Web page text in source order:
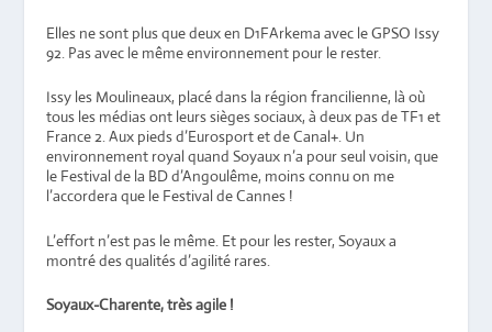
Elles ne sont plus que deux en D1FArkema avec le GPSO Issy
92. Pas avec le même environnement pour le rester.
Issy les Moulineaux, placé dans la région francilienne, là où
tous les médias ont leurs sièges sociaux, à deux pas de TF1 et
France 2. Aux pieds d’Eurosport et de Canal+. Un
environnement royal quand Soyaux n’a pour seul voisin, que
le Festival de la BD d’Angoulême, moins connu on me
l’accordera que le Festival de Cannes !
L’effort n’est pas le même. Et pour les rester, Soyaux a
montré des qualités d’agilité rares.
Soyaux-Charente, très agile !